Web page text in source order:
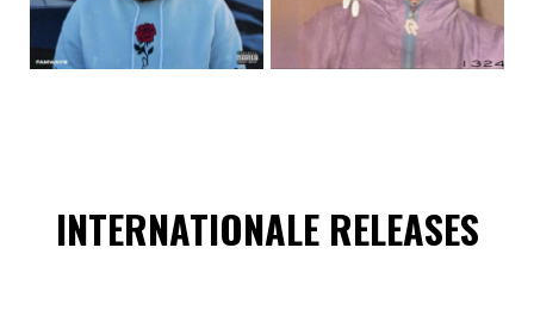
INTERNATIONALE RELEASES